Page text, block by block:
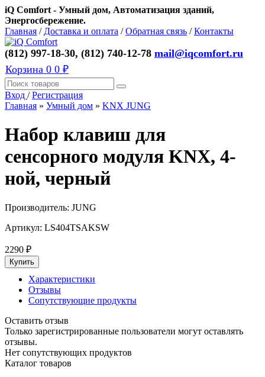
iQ Comfort - Умный дом, Автоматизация зданий,
Энергосбережение.
Главная / Доставка и оплата /Обратная связь /Контакты
(812) 997-18-30, (812) 740-12-78 mail@iqcomfort.ru
Корзина 0 0 ₽
Вход /Регистрация
Главная » Умный дом » KNX JUNG
Набор клавиш для
сенсорного модуля KNX, 4-
ной, черный
Производитель: JUNG
Артикул: LS404TSAKSW
2290 ₽
Характеристики
Отзывы
Сопутствующие продукты
Оставить отзыв
Только зарегистрированные пользователи могут оставлять
отзывы.
Нет сопутствующих продуктов
Каталог товаров